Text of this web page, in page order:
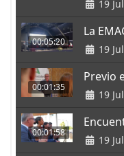
19
00:05:20
La
19
00:01:35
Previo
19
00:01:58
19